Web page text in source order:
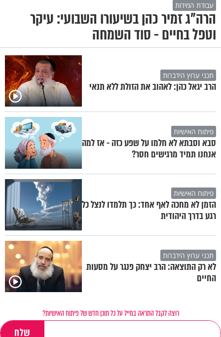
עבודת המידות
הרה"ג זמיר כהן בשיעורו השבועי: עיקר
וטפל בחיים - סוד השמחה
תכני ערוץ הידברות
הרב יגאל כהן: לאהוב את הזולת ללא תנאי
פיתוח האישיות
סבא וסבתא לא חלמו על שפע כזה - אז למה
אנחנו תמיד מרגישים חסר?
פיתוח האישיות
הזמן לא מחכה לאף אחד: כך תלמדו לנצל כל
רגע בדרך היהודית
תכני ערוץ הידברות
לא רק התוצאה: הרב יצחק פנגר על מסעות
החיים
רוצה לקבל התראה במייל על כל תוכן חדש של פיתוח האישיות?